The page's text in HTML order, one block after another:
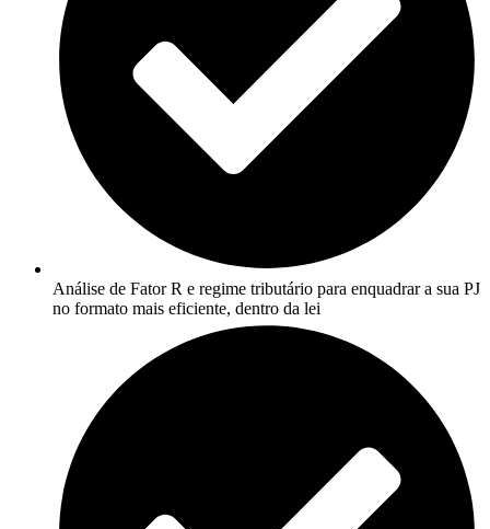
Análise de Fator R e regime tributário para enquadrar a sua PJ
no formato mais eficiente, dentro da lei